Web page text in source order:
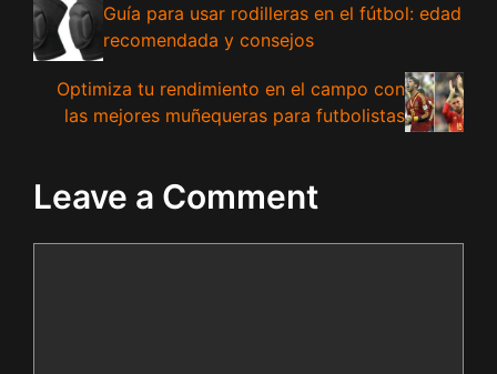
Guía para usar rodilleras en el fútbol: edad
recomendada y consejos
Optimiza tu rendimiento en el campo con
las mejores muñequeras para futbolistas
Leave a Comment